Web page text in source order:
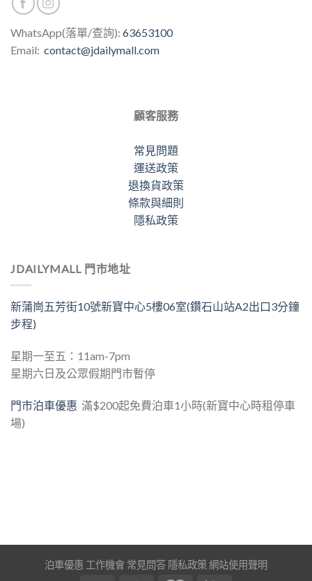
WhatsApp(落單/查詢): 63653100
Email: contact@jdailymall.com
顧客服務
常見問題
運送政策
退換貨政策
條款與細則
隱私政策
JDAILYMALL 門市地址
新蒲崗五芳街10號新寶中心5樓06室(鑽石山站A2出口3分鐘
步程)
星期一至五：11am-7pm
星期六日及公眾假期門市暫停
門市泊車優惠 滿$200起免費泊車1小時(新寶中心時租停車
場)
泊車優惠 工作機會 常見問答 隱私政策網站使用聲明